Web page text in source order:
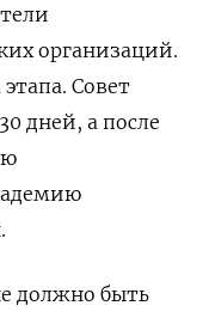
организаций.
Совет
дней, а после
должно быть